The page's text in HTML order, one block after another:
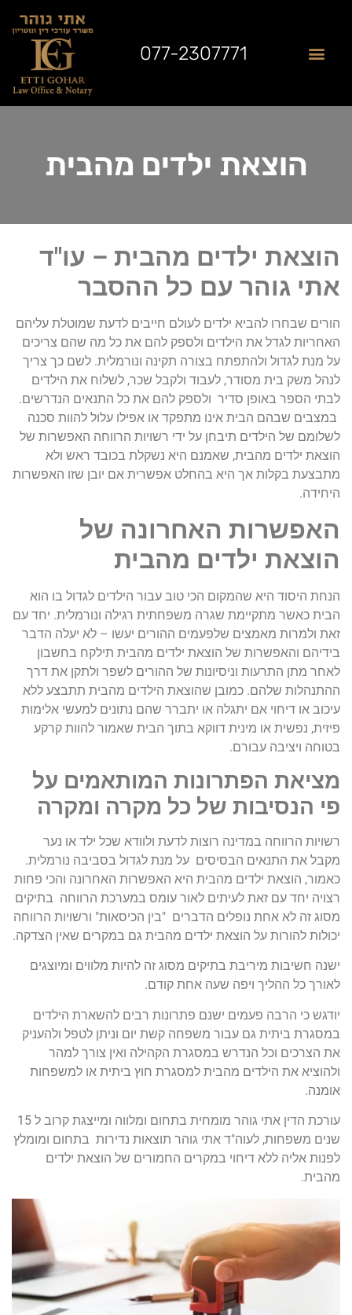
077-2307771
הוצאת ילדים מהבית
הוצאת ילדים מהבית – עו"ד
אתי גוהר עם כל ההסבר
הורים שבחרו להביא ילדים לעולם חייבים לדעת שמוטלת עליהם
האחריות לגדל את הילדים ולספק להם את כל מה שהם צריכים
על מנת לגדול ולהתפתח בצורה תקינה ונורמלית. לשם כך צריך
לנהל משק בית מסודר, לעבוד ולקבל שכר, לשלוח את הילדים
לבתי הספר באופן סדיר ולספק להם את כל התנאים הנדרשים.
במצבים שבהם הבית אינו מתפקד או אפילו עלול להוות סכנה
לשלומם של הילדים תיבחן על ידי רשויות הרווחה האפשרות של
הוצאת ילדים מהבית, שאמנם היא נשקלת בכובד ראש ולא
מתבצעת בקלות אך היא בהחלט אפשרית אם יובן שזו האפשרות
היחידה.
האפשרות האחרונה של
הוצאת ילדים מהבית
הנחת היסוד היא שהמקום הכי טוב עבור הילדים לגדול בו הוא
הבית כאשר מתקיימת שגרה משפחתית רגילה ונורמלית. יחד עם
זאת ולמרות מאמצים שלפעמים ההורים יעשו – לא יעלה הדבר
בידיהם והאפשרות של הוצאת ילדים מהבית תילקח בחשבון
לאחר מתן התרעות וניסיונות של ההורים לשפר ולתקן את דרך
ההתנהלות שלהם. כמובן שהוצאת הילדים מהבית תתבצע ללא
עיכוב או דיחוי אם יתגלה או יתברר שהם נתונים למעשי אלימות
פיזית, נפשית או מינית דווקא בתוך הבית שאמור להוות קרקע
בטוחה ויציבה עבורם.
מציאת הפתרונות המותאמים על
פי הנסיבות של כל מקרה ומקרה
רשויות הרווחה במדינה רוצות לדעת ולוודא שכל ילד או נער
מקבל את התנאים הבסיסים על מנת לגדול בסביבה נורמלית.
כאמור, הוצאת ילדים מהבית היא האפשרות האחרונה והכי פחות
רצויה יחד עם זאת לעיתים לאור עומס במערכת הרווחה בתיקים
מסוג זה לא אחת נופלים הדברים "בין הכיסאות" ורשויות הרווחה
יכולות להורות על הוצאת ילדים מהבית גם במקרים שאין הצדקה.
ישנה חשיבות מיריבת בתיקים מסוג זה להיות מלווים ומיוצגים
לאורך כל ההליך ויפה שעה אחת קודם.
יודגש כי הרבה פעמים ישנם פתרונות רבים להשארת הילדים
במסגרת ביתית גם עבור משפחה קשת יום וניתן לטפל ולהעניק
את הצרכים וכל הנדרש במסגרת הקהילה ואין צורך למהר
ולהוציא את הילדים מהבית למסגרת חוץ ביתית או למשפחות
אומנה.
עורכת הדין אתי גוהר מומחית בתחום ומלווה ומייצגת קרוב ל 15
שנים משפחות, לעוה"ד אתי גוהר תוצאות נדירות בתחום ומומלץ
לפנות אליה ללא דיחוי במקרים החמורים של הוצאת ילדים
מהבית.